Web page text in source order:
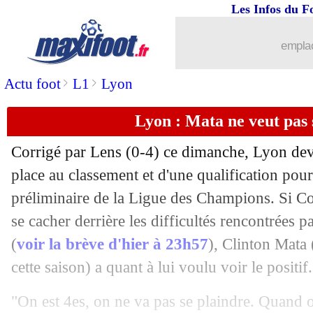
Actu foot> L1 > Lyon
Les Infos du
Lyon : Mata ne veut pas
Corrigé par Lens (0-4) ce dimanche, Lyon
place au classement et d'une qualification
préliminaire de la Ligue des Champions. Si
se cacher derrière les difficultés rencontrées
(voir la brève d'hier à 23h57), Clinton Mata
cette saison) a quant à lui voulu voir le positif.
"On est 4es, on ne va pas se plaindre. Quand
Atletico : le Barça, Griezmann
18/05 OM: Benatia se prononce sur Lorenzi
Francfort
18/05 Le Havre: Bodmer justifie son départ
18/05 Lyon: Endrick, l'aveu de Louis-Jean
18/05 EdF : Deschamps, l'amertume de
18/05 OM: son départ, les vérités de
PSG : Luis Enrique passablement